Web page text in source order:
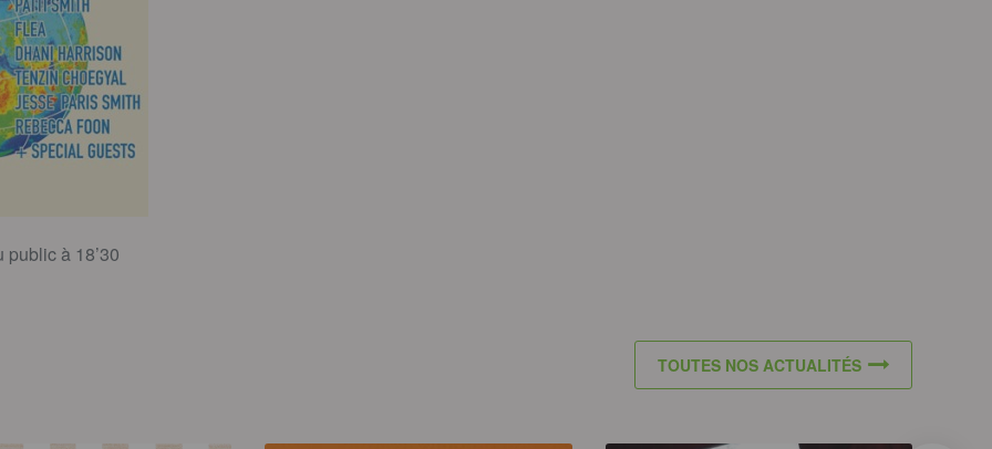
à 18’30
TOUTES NOS ACTUALITÉS